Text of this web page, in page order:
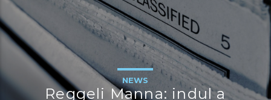
MOST ADÁSBAN
MannaFM
Flo Rida : Good Feeling
NEWS
Reggeli Manna: indul a